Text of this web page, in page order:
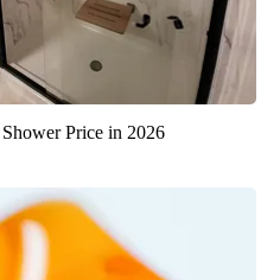
Price in 2026